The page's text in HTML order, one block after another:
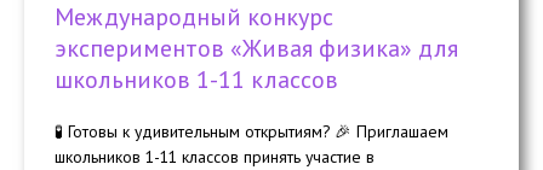
Международный конкурс
экспериментов «Живая физика» для
школьников 1-11 классов
🧪 Готовы к удивительным открытиям? 🎉 Приглашаем
школьников 1-11 классов принять участие в